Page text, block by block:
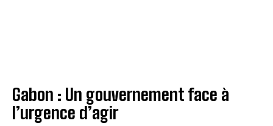
Gabon : Un gouvernement face à
l’urgence d’agir